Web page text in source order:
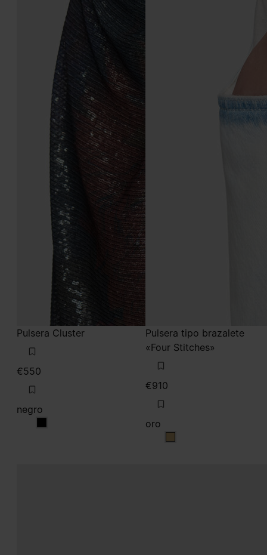
Pulsera Cluster
€550
negro
negro
Pulsera tipo brazalete
«Four Stitches»
€910
oro
oro